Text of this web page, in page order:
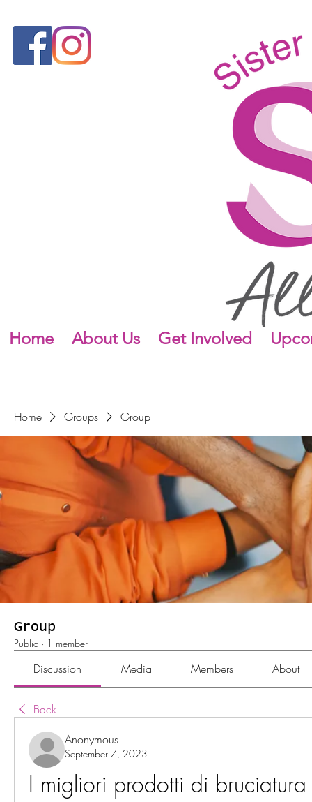
Home About Us Get Involved
Home Groups Group
Group
Public · 1 member
Discussion Media Members About
Back
Anonymous
September 7, 2023
I migliori prodotti di